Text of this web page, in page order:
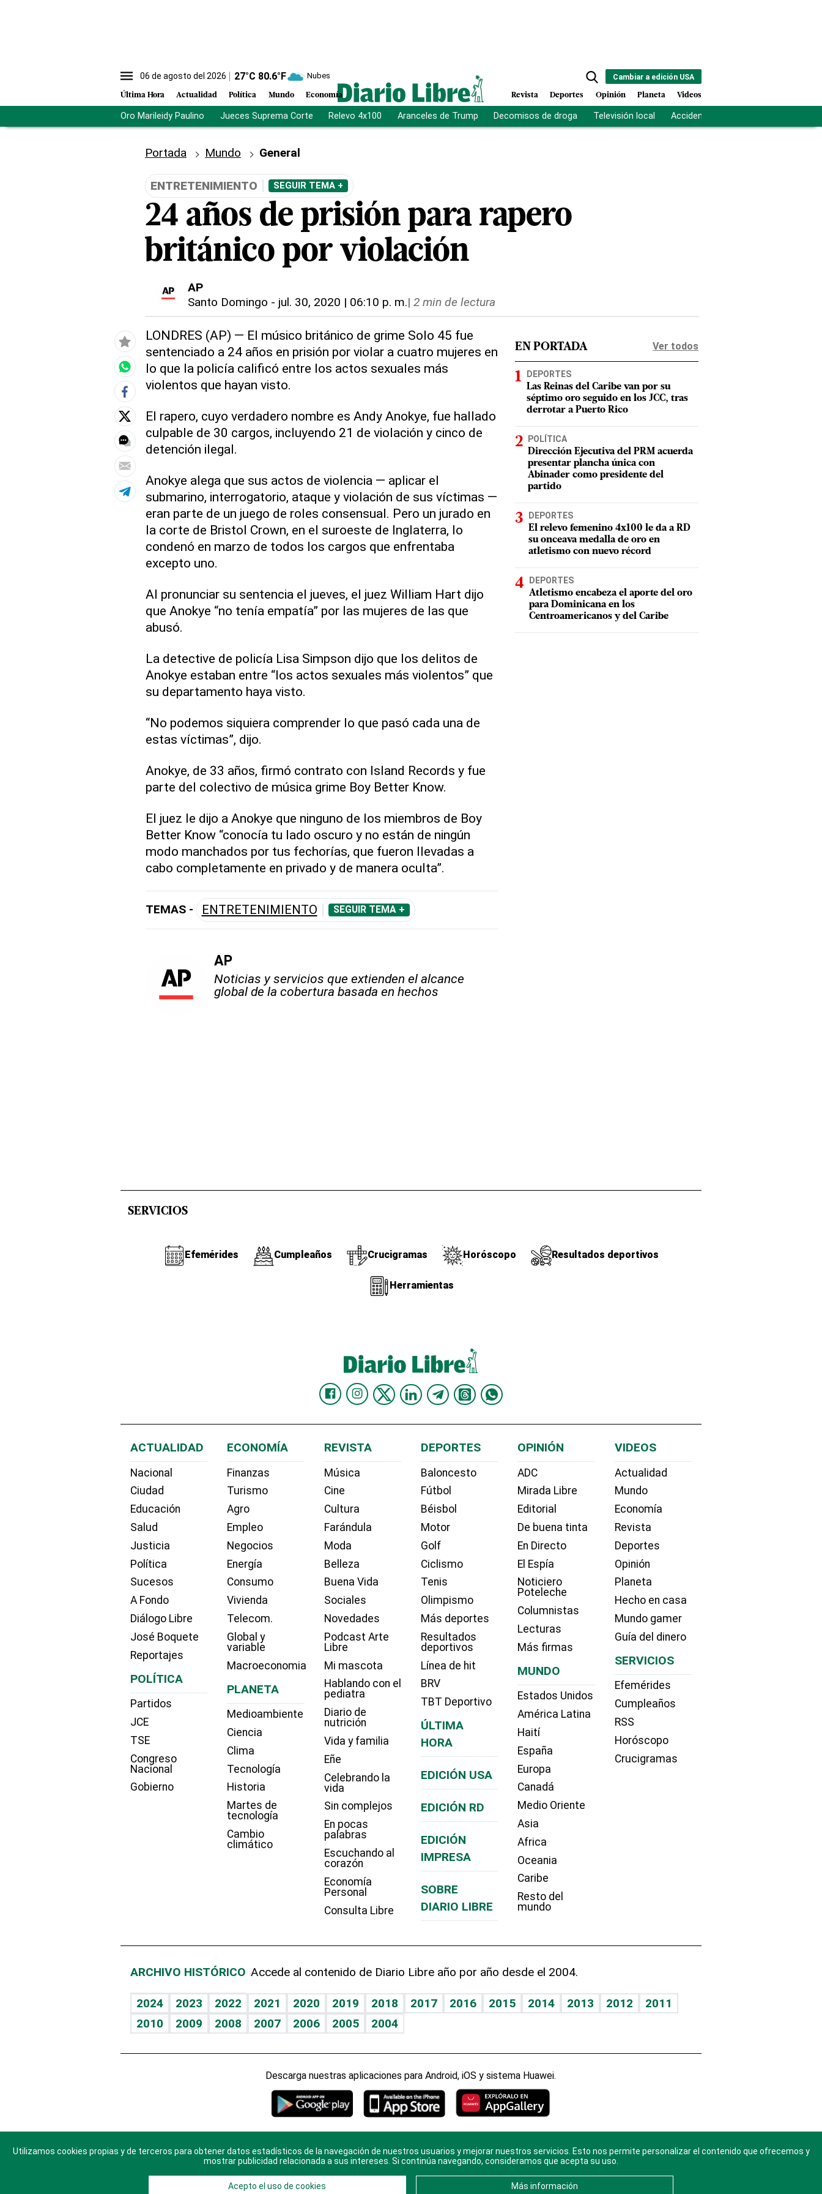
06 de agosto del 2026 27°C 80.6°F Nubes
Última Hora Actualidad Política Mundo Economía
Cambiar a edición USA
Revista Deportes Opinión Planeta Videos
Oro Marileidy Paulino Jueces Suprema Corte Relevo 4x100 Aranceles de Trump Decomisos de droga Televisión local Accidente Los Ríos
Portada Mundo General
ENTRETENIMIENTO SEGUIR TEMA +
24 años de prisión para rapero
británico por violación
AP
Santo Domingo - jul. 30, 2020 | 06:10 p. m.| 2 min de lectura
LONDRES (AP) — El músico británico de grime Solo 45 fue
sentenciado a 24 años en prisión por violar a cuatro mujeres en
lo que la policía calificó entre los actos sexuales más
violentos que hayan visto.
El rapero, cuyo verdadero nombre es Andy Anokye, fue hallado
culpable de 30 cargos, incluyendo 21 de violación y cinco de
detención ilegal.
Anokye alega que sus actos de violencia — aplicar el
submarino, interrogatorio, ataque y violación de sus víctimas —
eran parte de un juego de roles consensual. Pero un jurado en
la corte de Bristol Crown, en el suroeste de Inglaterra, lo
condenó en marzo de todos los cargos que enfrentaba
excepto uno.
Al pronunciar su sentencia el jueves, el juez William Hart dijo
que Anokye “no tenía empatía” por las mujeres de las que
abusó.
La detective de policía Lisa Simpson dijo que los delitos de
Anokye estaban entre “los actos sexuales más violentos” que
su departamento haya visto.
“No podemos siquiera comprender lo que pasó cada una de
estas víctimas”, dijo.
Anokye, de 33 años, firmó contrato con Island Records y fue
parte del colectivo de música grime Boy Better Know.
El juez le dijo a Anokye que ninguno de los miembros de Boy
Better Know “conocía tu lado oscuro y no están de ningún
modo manchados por tus fechorías, que fueron llevadas a
cabo completamente en privado y de manera oculta”.
TEMAS - ENTRETENIMIENTO SEGUIR TEMA +
AP
Noticias y servicios que extienden el alcance
global de la cobertura basada en hechos
EN PORTADA Ver todos
DEPORTES
Las Reinas del Caribe van por su
séptimo oro seguido en los JCC, tras
derrotar a Puerto Rico
POLÍTICA
Dirección Ejecutiva del PRM acuerda
presentar plancha única con
Abinader como presidente del
partido
DEPORTES
El relevo femenino 4x100 le da a RD
su onceava medalla de oro en
atletismo con nuevo récord
DEPORTES
Atletismo encabeza el aporte del oro
para Dominicana en los
Centroamericanos y del Caribe
SERVICIOS
Efemérides Cumpleaños Crucigramas Horóscopo Resultados deportivos
Herramientas
ACTUALIDAD
Nacional
Ciudad
Educación
Salud
Justicia
Política
Sucesos
A Fondo
Diálogo Libre
José Boquete
Reportajes
POLÍTICA
Partidos
JCE
TSE
Congreso
Nacional
Gobierno
ECONOMÍA
Finanzas
Turismo
Agro
Empleo
Negocios
Energía
Consumo
Vivienda
Telecom.
Global y
variable
Macroeconomia
PLANETA
Medioambiente
Ciencia
Clima
Tecnología
Historia
Martes de
tecnología
Cambio
climático
REVISTA
Música
Cine
Cultura
Farándula
Moda
Belleza
Buena Vida
Sociales
Novedades
Podcast Arte
Libre
Mi mascota
Hablando con el
pediatra
Diario de
nutrición
Vida y familia
Eñe
Celebrando la
vida
Sin complejos
En pocas
palabras
Escuchando al
corazón
Economía
Personal
Consulta Libre
DEPORTES
Baloncesto
Fútbol
Béisbol
Motor
Golf
Ciclismo
Tenis
Olimpismo
Más deportes
Resultados
deportivos
Línea de hit
BRV
TBT Deportivo
ÚLTIMA
HORA
EDICIÓN USA
EDICIÓN RD
EDICIÓN
IMPRESA
SOBRE
DIARIO LIBRE
OPINIÓN
ADC
Mirada Libre
Editorial
De buena tinta
En Directo
El Espía
Noticiero
Poteleche
Columnistas
Lecturas
Más firmas
MUNDO
Estados Unidos
América Latina
Haití
España
Europa
Canadá
Medio Oriente
Asia
Africa
Oceania
Caribe
Resto del
mundo
VIDEOS
Actualidad
Mundo
Economía
Revista
Deportes
Opinión
Planeta
Hecho en casa
Mundo gamer
Guía del dinero
SERVICIOS
Efemérides
Cumpleaños
RSS
Horóscopo
Crucigramas
ARCHIVO HISTÓRICO Accede al contenido de Diario Libre año por año desde el 2004.
2024 2023 2022 2021 2020 2019 2018 2017 2016 2015 2014 2013 2012
2011
2010
2009 2008 2007 2006 2005 2004
Descarga nuestras aplicaciones para Android, iOS y sistema Huawei.
© 2025 Diario Libre, todos los derechos reservados. Consulta elAviso Legal . Ponte
enContactocon nosotros y conoce más sobreDiario Libre
Utilizamos cookies propias y de terceros para obtener datos estadísticos de la navegación de nuestros usuarios y mejorar nuestros servicios. Esto nos permite personalizar el contenido que ofrecemos y
mostrar publicidad relacionada a sus intereses. Si continúa navegando, consideramos que acepta su uso.
Acepto el uso de cookies Más información